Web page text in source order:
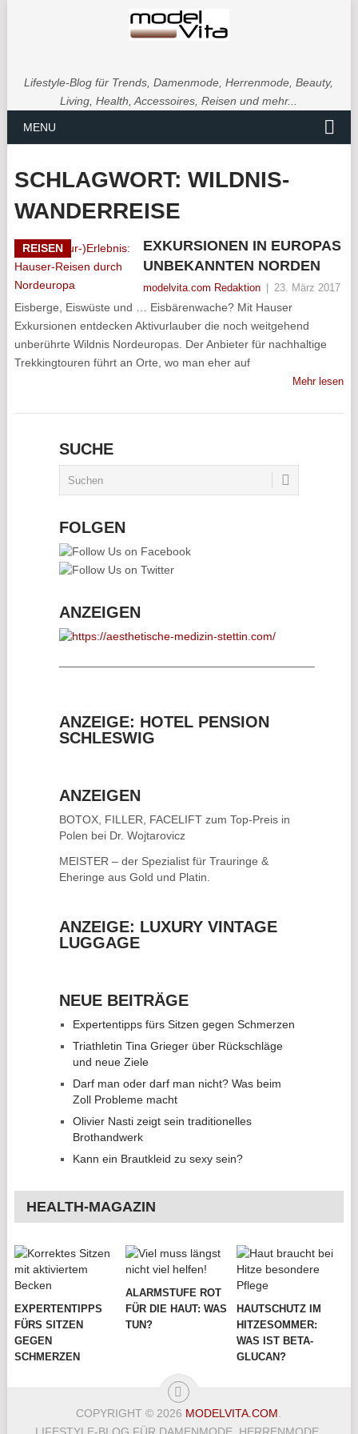
Lifestyle-Blog für Trends, Damenmode, Herrenmode, Beauty,
Living, Health, Accessoires, Reisen und mehr...
MENU
SCHLAGWORT: WILDNIS-
WANDERREISE
REISEN
EXKURSIONEN IN EUROPAS
UNBEKANNTEN NORDEN
modelvita.com Redaktion 23. März 2017
Eisberge, Eiswüste und … Eisbärenwache? Mit Hauser
Exkursionen entdecken Aktivurlauber die noch weitgehend
unberührte Wildnis Nordeuropas. Der Anbieter für nachhaltige
Trekkingtouren führt an Orte, wo man eher auf
Mehr lesen
SUCHE
FOLGEN
ANZEIGEN
ANZEIGE: HOTEL PENSION
SCHLESWIG
ANZEIGEN
BOTOX, FILLER, FACELIFTzum Top-Preis in
Polen bei Dr. Wojtarovicz
MEISTER – der Spezialist für Trauringe &
Eheringe aus Gold und Platin.
ANZEIGE: LUXURY VINTAGE
LUGGAGE
NEUE BEITRÄGE
Expertentipps fürs Sitzen gegen Schmerzen
Triathletin Tina Grieger über Rückschläge
und neue Ziele
Darf man oder darf man nicht? Was beim
Zoll Probleme macht
Olivier Nasti zeigt sein traditionelles
Brothandwerk
Kann ein Brautkleid zu sexy sein?
HEALTH-MAGAZIN
EXPERTENTIPPS
FÜRS SITZEN
GEGEN
SCHMERZEN
ALARMSTUFE ROT
FÜR DIE HAUT: WAS
TUN?
HAUTSCHUTZ IM
HITZESOMMER:
WAS IST BETA-
GLUCAN?
COPYRIGHT © 2026 MODELVITA.COM.